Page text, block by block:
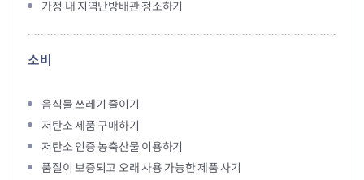
가정 내 지역난방배관 청소하기
소비
음식물 쓰레기 줄이기
저탄소 제품 구매하기
저탄소 인증 농축산물 이용하기
품질이 보증되고 오래 사용 가능한 제품 사기